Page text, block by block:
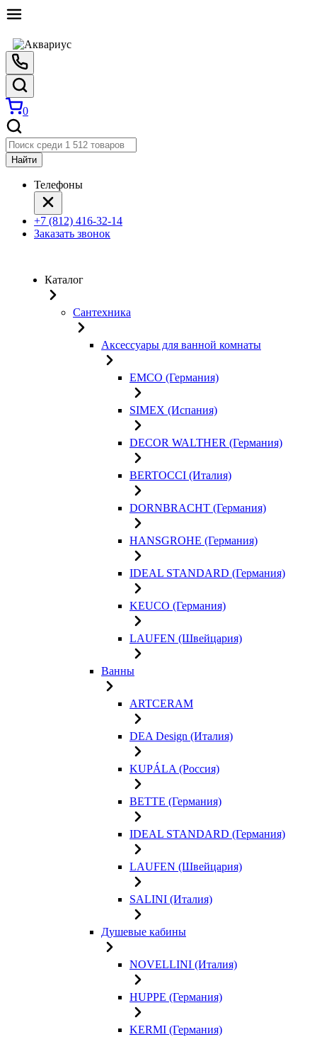
0
Найти
Телефоны
+7 (812) 416-32-14
Заказать звонок
Каталог
Сантехника
Аксессуары для ванной комнаты
EMCO (Германия)
SIMEX (Испания)
DECOR WALTHER (Германия)
BERTOCCI (Италия)
DORNBRACHT (Германия)
HANSGROHE (Германия)
IDEAL STANDARD (Германия)
KEUCO (Германия)
LAUFEN (Швейцария)
Ванны
ARTCERAM
DEA Design (Италия)
KUPÁLA (Россия)
BETTE (Германия)
IDEAL STANDARD (Германия)
LAUFEN (Швейцария)
SALINI (Италия)
Душевые кабины
NOVELLINI (Италия)
HUPPE (Германия)
KERMI (Германия)